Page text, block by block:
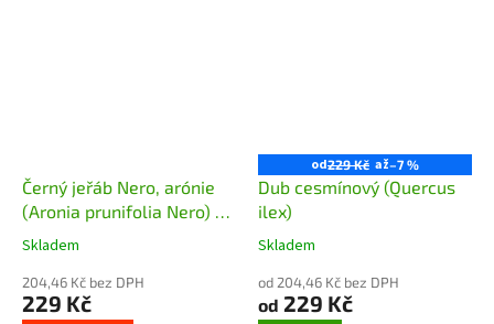
Černý jeřáb Nero, arónie
(Aronia prunifolia Nero) -
100 - 110 cm
Skladem
204,46 Kč bez DPH
229 Kč
od229 Kč až–7 %
Dub cesmínový (Quercus
ilex)
Skladem
od 204,46 Kč bez DPH
od 229 Kč